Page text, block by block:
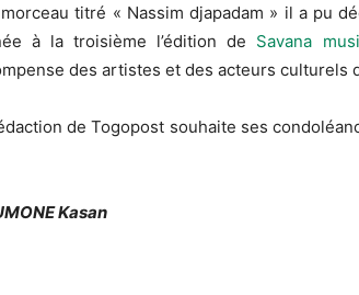
titré « Nassim djapadam » il a pu
à la troisième l’édition de Savana
des artistes et des acteurs culturels
de Togopost souhaite ses
Kasan